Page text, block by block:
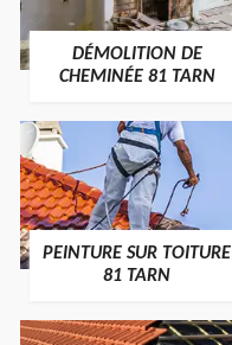
DÉMOLITION DE
CHEMINÉE 81 TARN
PEINTURE SUR TOITURE
81 TARN